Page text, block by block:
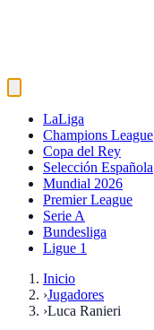
LaLiga
Champions League
Copa del Rey
Selección Española
Mundial 2026
Premier League
Serie A
Bundesliga
Ligue 1
Inicio
›Jugadores
›Luca Ranieri